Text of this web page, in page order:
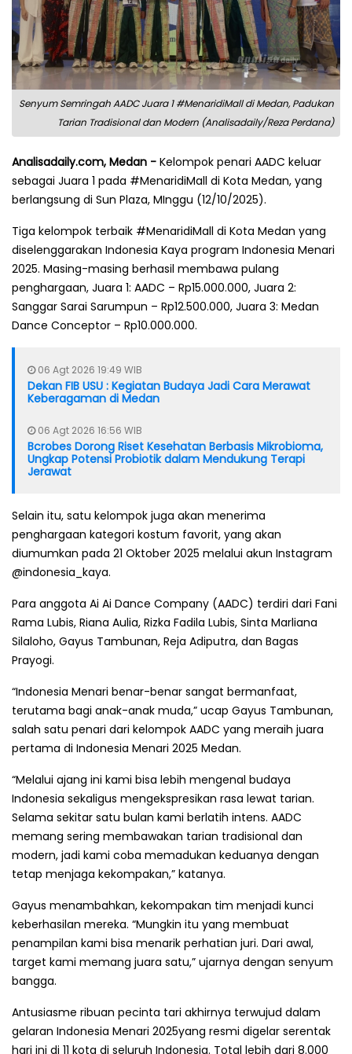
Senyum Semringah AADC Juara 1 #MenaridiMall di Medan, Padukan
Tarian Tradisional dan Modern (Analisadaily/Reza Perdana)
Analisadaily.com, Medan - Kelompok penari AADC keluar
sebagai Juara 1 pada #MenaridiMall di Kota Medan, yang
berlangsung di Sun Plaza, MInggu (12/10/2025).
Tiga kelompok terbaik #MenaridiMall di Kota Medan yang
diselenggarakan Indonesia Kaya program Indonesia Menari
2025. Masing-masing berhasil membawa pulang
penghargaan, Juara 1: AADC – Rp15.000.000, Juara 2:
Sanggar Sarai Sarumpun – Rp12.500.000, Juara 3: Medan
Dance Conceptor – Rp10.000.000.
06 Agt 2026 19:49 WIB
Dekan FIB USU : Kegiatan Budaya Jadi Cara Merawat
Keberagaman di Medan
06 Agt 2026 16:56 WIB
Bcrobes Dorong Riset Kesehatan Berbasis Mikrobioma,
Ungkap Potensi Probiotik dalam Mendukung Terapi
Jerawat
Selain itu, satu kelompok juga akan menerima
penghargaan kategori kostum favorit, yang akan
diumumkan pada 21 Oktober 2025 melalui akun Instagram
@indonesia_kaya.
Para anggota Ai Ai Dance Company (AADC) terdiri dari Fani
Rama Lubis, Riana Aulia, Rizka Fadila Lubis, Sinta Marliana
Silaloho, Gayus Tambunan, Reja Adiputra, dan Bagas
Prayogi.
“Indonesia Menari benar-benar sangat bermanfaat,
terutama bagi anak-anak muda,” ucap Gayus Tambunan,
salah satu penari dari kelompok AADC yang meraih juara
pertama di Indonesia Menari 2025 Medan.
“Melalui ajang ini kami bisa lebih mengenal budaya
Indonesia sekaligus mengekspresikan rasa lewat tarian.
Selama sekitar satu bulan kami berlatih intens. AADC
memang sering membawakan tarian tradisional dan
modern, jadi kami coba memadukan keduanya dengan
tetap menjaga kekompakan,” katanya.
Gayus menambahkan, kekompakan tim menjadi kunci
keberhasilan mereka. “Mungkin itu yang membuat
penampilan kami bisa menarik perhatian juri. Dari awal,
target kami memang juara satu,” ujarnya dengan senyum
bangga.
Antusiasme ribuan pecinta tari akhirnya terwujud dalam
gelaran Indonesia Menari 2025yang resmi digelar serentak
hari ini di 11 kota di seluruh Indonesia. Total lebih dari 8.000